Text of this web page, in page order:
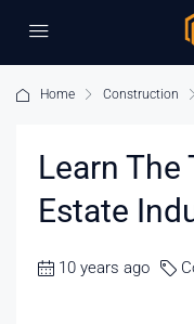
Home Construction
Learn The
Estate
10 years ago